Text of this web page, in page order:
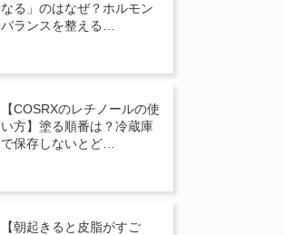
なる」のはなぜ？ホルモン
バランスを整える…
【COSRXのレチノールの使
い方】塗る順番は？冷蔵庫
で保存しないとど…
【朝起きると皮脂がすご